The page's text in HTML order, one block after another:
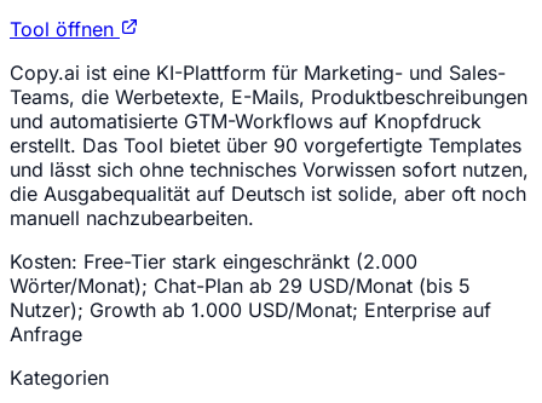
Tool öffnen
Copy.ai ist eine KI-Plattform für Marketing- und Sales-
Teams, die Werbetexte, E-Mails, Produktbeschreibungen
und automatisierte GTM-Workflows auf Knopfdruck
erstellt. Das Tool bietet über 90 vorgefertigte Templates
und lässt sich ohne technisches Vorwissen sofort nutzen,
die Ausgabequalität auf Deutsch ist solide, aber oft noch
manuell nachzubearbeiten.
Kosten: Free-Tier stark eingeschränkt (2.000
Wörter/Monat); Chat-Plan ab 29 USD/Monat (bis 5
Nutzer); Growth ab 1.000 USD/Monat; Enterprise auf
Anfrage
Kategorien